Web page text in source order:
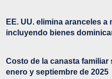
EE. UU. elimina aranceles
incluyendo bienes
Costo de la canasta familiar
enero y septiembre de 2025